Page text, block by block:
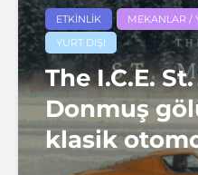
ETKINLIK MEKANLAR /
YURT DIŞI
The I.C.E.
Donmuş
klasik